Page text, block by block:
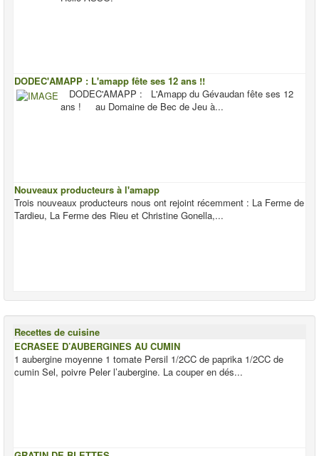
DODEC'AMAPP : L'amapp fête ses 12 ans !!
DODEC'AMAPP : L'Amapp du Gévaudan fête ses 12
ans ! au Domaine de Bec de Jeu à...
Nouveaux producteurs à l'amapp
Trois nouveaux producteurs nous ont rejoint récemment : La Ferme de
Tardieu, La Ferme des Rieu et Christine Gonella,...
Recettes de cuisine
ECRASEE D’AUBERGINES AU CUMIN
1 aubergine moyenne 1 tomate Persil 1/2CC de paprika 1/2CC de
cumin Sel, poivre Peler l’aubergine. La couper en dés...